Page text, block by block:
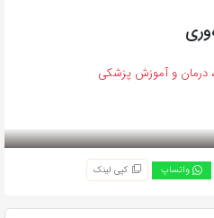
درمان و آموزش پزشکی
واتساپ کپی لینک